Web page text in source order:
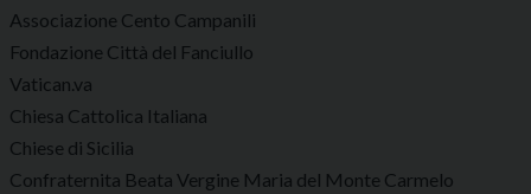
Associazione Cento Campanili
Fondazione Città del Fanciullo
Vatican.va
Chiesa Cattolica Italiana
Chiese di Sicilia
Confraternita Beata Vergine Maria del Monte Carmelo